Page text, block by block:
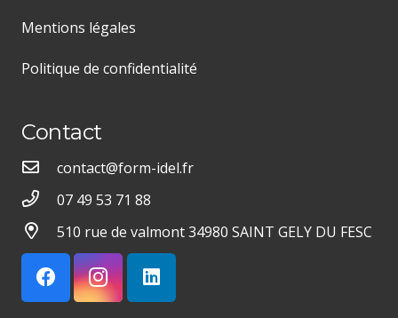
Mentions légales
Politique de confidentialité
Contact
contact@form-idel.fr
07 49 53 71 88
510 rue de valmont 34980 SAINT GELY DU FESC